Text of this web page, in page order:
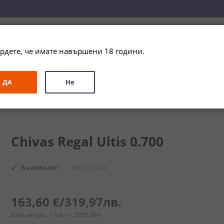
ЗА ПОДАРЪК ПРОМО СПЕЦИАЛНИ ПРЕДЛОЖЕНИЯ
Chivas Regal Ultis 0.700
В наличност SKU 10234
163,60 €/319,97лв.
Валутен курс: 1 EUR = 1.95583 BGN
че имате навършени 18 години.
ДА Не